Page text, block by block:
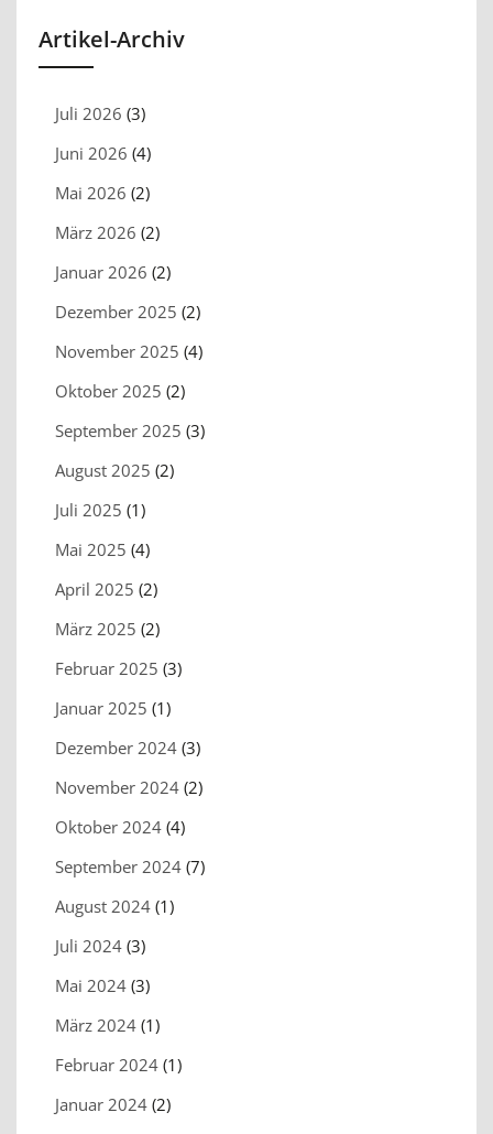
Artikel-Archiv
Juli 2026 (3)
Juni 2026 (4)
Mai 2026 (2)
März 2026 (2)
Januar 2026 (2)
Dezember 2025 (2)
November 2025 (4)
Oktober 2025 (2)
September 2025 (3)
August 2025 (2)
Juli 2025 (1)
Mai 2025 (4)
April 2025 (2)
März 2025 (2)
Februar 2025 (3)
Januar 2025 (1)
Dezember 2024 (3)
November 2024 (2)
Oktober 2024 (4)
September 2024 (7)
August 2024 (1)
Juli 2024 (3)
Mai 2024 (3)
März 2024 (1)
Februar 2024 (1)
Januar 2024 (2)